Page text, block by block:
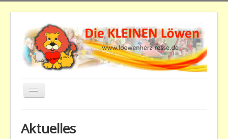
Navigation
Home
Aktuelles